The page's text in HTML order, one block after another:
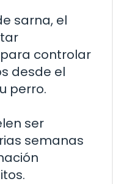
sarna, el
controlar
desde el
perro.
ser
semanas